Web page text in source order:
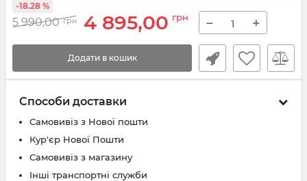
5 990,00 грн 4 895,00 грн
-18.28 %
− +
Додати в кошик
Способи доставки
Самовивіз з Нової пошти
Кур'єр Нової Пошти
Самовивіз з магазину
Інші транспортні служби